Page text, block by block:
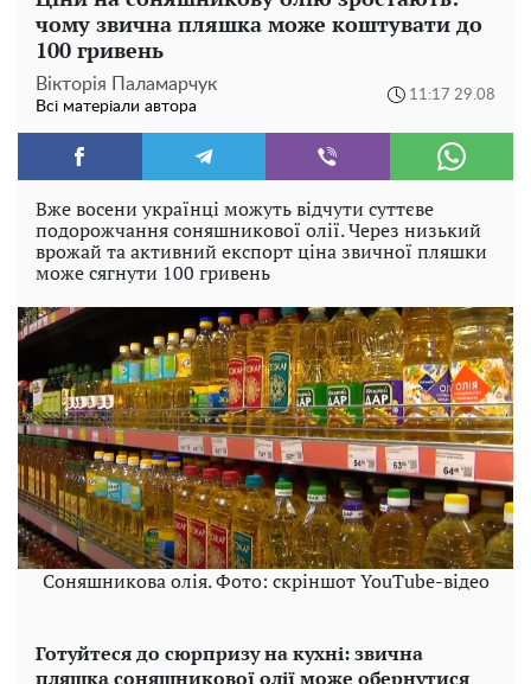
чому звична пляшка може коштувати до
100 гривень
Вікторія Паламарчук
Всі матеріали автора
11:17 29.08
Вже восени українці можуть відчути суттєве
подорожчання соняшникової олії. Через низький
врожай та активний експорт ціна звичної пляшки
може сягнути 100 гривень
Соняшникова олія. Фото: скріншот YouTube-відео
Готуйтеся до сюрпризу на кухні: звична
пляшка соняшникової олії може обернутися